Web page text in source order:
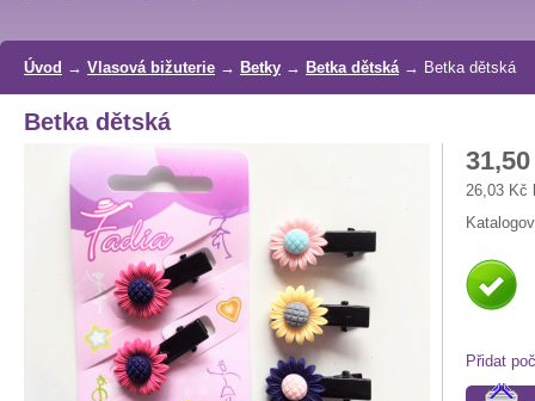
Úvod → Vlasová bižuterie → Betky → Betka dětská→ Betka dětská
Betka dětská
26,03 Kč
Přidat